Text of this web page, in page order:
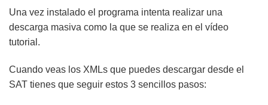
Una vez instalado el programa intenta realizar una
descarga masiva como la que se realiza en el vídeo
tutorial.
Cuando veas los XMLs que puedes descargar desde el
SAT tienes que seguir estos 3 sencillos pasos: